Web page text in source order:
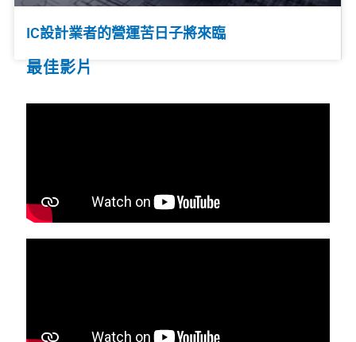
IC設計業者的營運苦日子將來臨
最佳影片